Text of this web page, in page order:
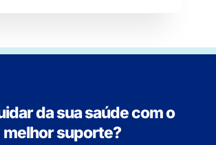
da sua saúde com o
melhor suporte?